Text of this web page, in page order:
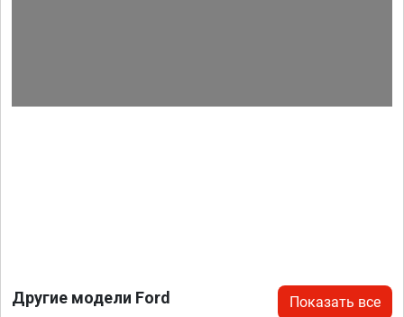
Другие модели Ford Показать все